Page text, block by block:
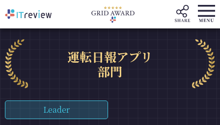
運転日報アプリ
部門
Leader